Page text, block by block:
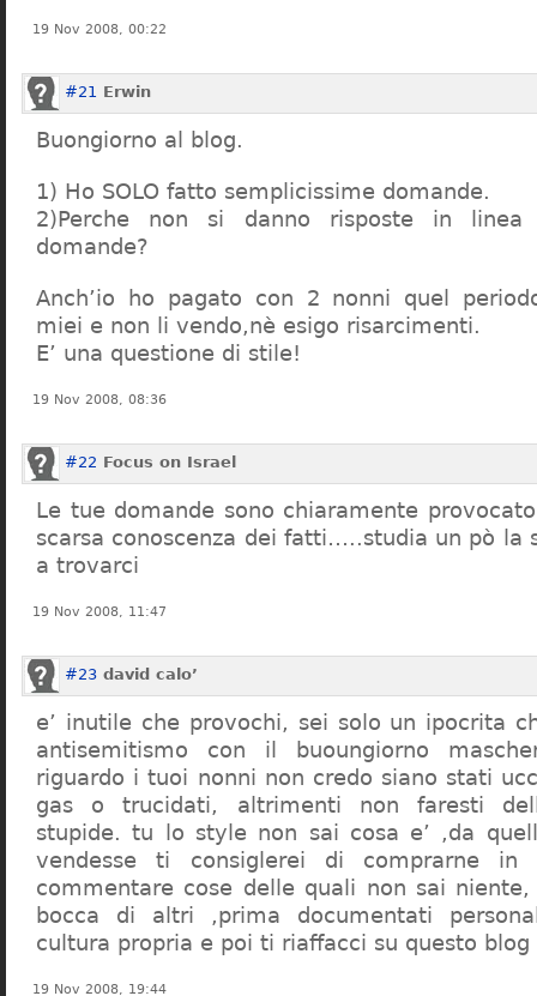
19 Nov 2008, 00:22
#21 Erwin
Buongiorno al blog.
1) Ho SOLO fatto semplicissime domande.
2)Perche non si danno risposte in
domande?
Anch’io ho pagato con 2 nonni quel
miei e non li vendo,nè esigo risarcimenti.
E’ una questione di stile!
19 Nov 2008, 08:36
#22 Focus on Israel
Le tue domande sono chiaramente
scarsa conoscenza dei fatti…..studia un pò la
a trovarci
19 Nov 2008, 11:47
#23 david calo’
e’ inutile che provochi, sei solo un ipocrita
antisemitismo con il buoungiorno
riguardo i tuoi nonni non credo siano stati
gas o trucidati, altrimenti non faresti
stupide. tu lo style non sai cosa e’ ,da
vendesse ti consiglerei di comprarne in
commentare cose delle quali non sai
bocca di altri ,prima documentati
cultura propria e poi ti riaffacci su questo blog
19 Nov 2008, 19:44